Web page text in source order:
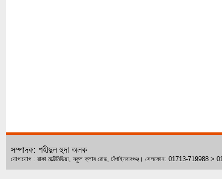
সম্পাদক: শহীদুল হুদা অলক
যোগাযোগ : রাকা মাল্টিমিডিয়া, স্কুল ক্লাব রোড, চাঁপাইনবাবগঞ্জ। সেলফোন: 01713-